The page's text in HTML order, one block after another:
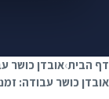
✓ ללא תשלום
✓ אלפי לקוחות
דף הבית›אובדן כושר
אובדן כושר עבודה: